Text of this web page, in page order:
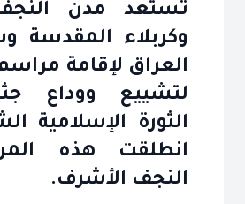
تستعد مدن
وكربلاء المقدسة
العراق لإقامة
لتشييع ووداع
الثورة الإسلامية
انطلقت هذه
النجف الأشرف.